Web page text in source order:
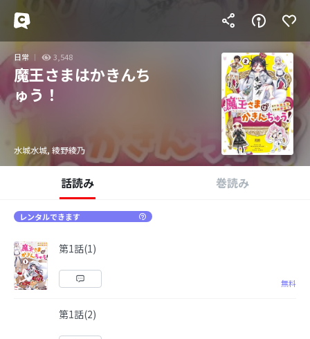
日常 3,548
魔王さまはかきんち
ゅう！
水城水城, 綾野綾乃
話読み 巻読み
レンタルできます
第1話(1)
無料
第1話(2)